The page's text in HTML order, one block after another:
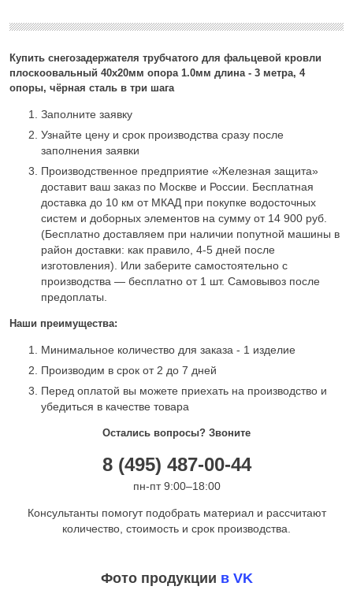
Купить снегозадержателя трубчатого для фальцевой кровли
плоскоовальный 40х20мм опора 1.0мм длина - 3 метра, 4
опоры, чёрная сталь в три шага
Заполните заявку
Узнайте цену и срок производства сразу после
заполнения заявки
Производственное предприятие «Железная защита»
доставит ваш заказ по Москве и России. Бесплатная
доставка до 10 км от МКАД при покупке водосточных
систем и доборных элементов на сумму от 14 900 руб.
(Бесплатно доставляем при наличии попутной машины в
район доставки: как правило, 4-5 дней после
изготовления). Или заберите самостоятельно с
производства — бесплатно от 1 шт. Самовывоз после
предоплаты.
Наши преимущества:
Минимальное количество для заказа - 1 изделие
Производим в срок от 2 до 7 дней
Перед оплатой вы можете приехать на производство и
убедиться в качестве товара
Остались вопросы? Звоните
8 (495) 487-00-44
пн-пт 9:00–18:00
Консультанты помогут подобрать материал и рассчитают
количество, стоимость и срок производства.
Фото продукции в VK